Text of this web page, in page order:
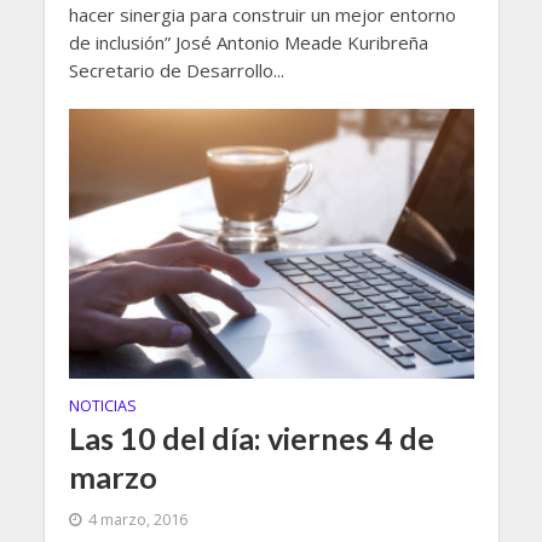
hacer sinergia para construir un mejor entorno
de inclusión” José Antonio Meade Kuribreña
Secretario de Desarrollo...
NOTICIAS
Las 10 del día: viernes 4 de
marzo
4 marzo, 2016